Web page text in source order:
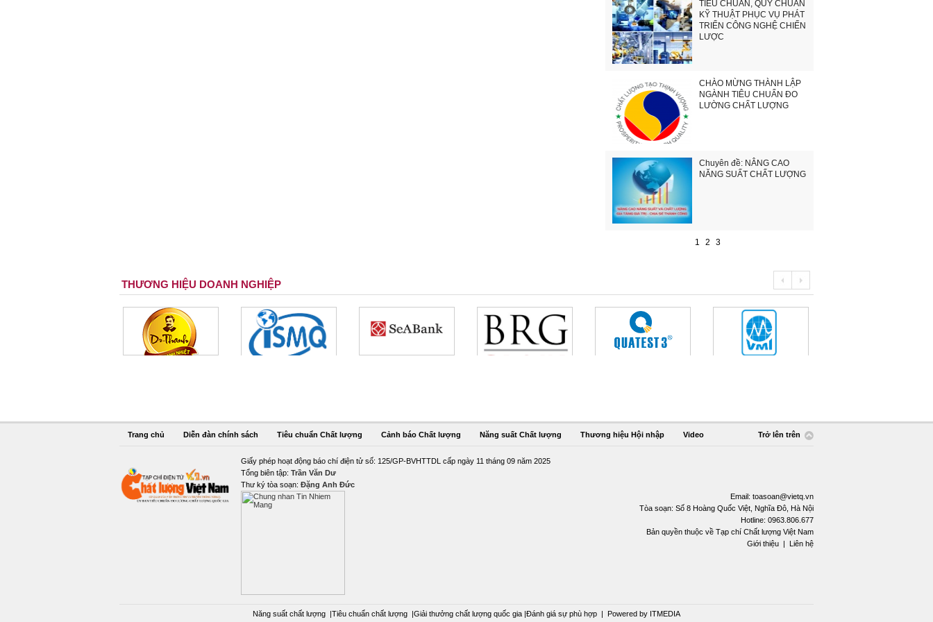
TIÊU CHUẨN, QUY CHUẨN
KỸ THUẬT PHỤC VỤ PHÁT
TRIỂN CÔNG NGHỆ CHIẾN
LƯỢC
CHÀO MỪNG THÀNH LẬP
NGÀNH TIÊU CHUẨN ĐO
LƯỜNG CHẤT LƯỢNG
Chuyên đề: NÂNG CAO
NĂNG SUẤT CHẤT LƯỢNG
1 2 3
THƯƠNG HIỆU DOANH NGHIỆP
Trang chủ Diễn đàn chính sách Tiêu chuẩn Chất lượng Cảnh báo Chất lượng Năng suất Chất lượng Thương hiệu Hội nhập Video Trở lên trên
Giấy phép hoạt động báo chí điện tử số: 125/GP-BVHTTDL cấp ngày 11 tháng 09 năm 2025
Tổng biên tập: Trần Văn Dư
Thư ký tòa soạn: Đặng Anh Đức
Email: toasoan@vietq.vn
Tòa soạn: Số 8 Hoàng Quốc Việt, Nghĩa Đô, Hà Nội
Hotline: 0963.806.677
Bản quyền thuộc về Tạp chí Chất lượng Việt Nam
Giới thiệu | Liên hệ
Năng suất chất lượng |Tiêu chuẩn chất lượng |Giải thưởng chất lượng quốc gia |Đánh giá sự phù hợp | Powered by ITMEDIA